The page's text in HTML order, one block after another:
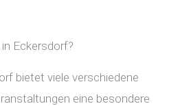
Eckersdorf?
bietet viele verschiedene
eine besondere